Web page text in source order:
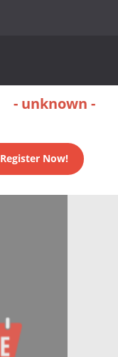
- unknown -
Register Now!